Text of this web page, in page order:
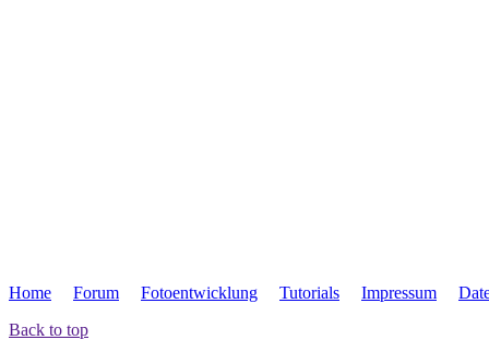
Home Forum Fotoentwicklung Tutorials Impressum
Back to top